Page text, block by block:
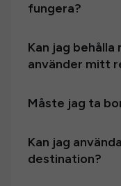
fungera?
Kan jag
använder mitt
Måste jag ta
Kan jag
destination?